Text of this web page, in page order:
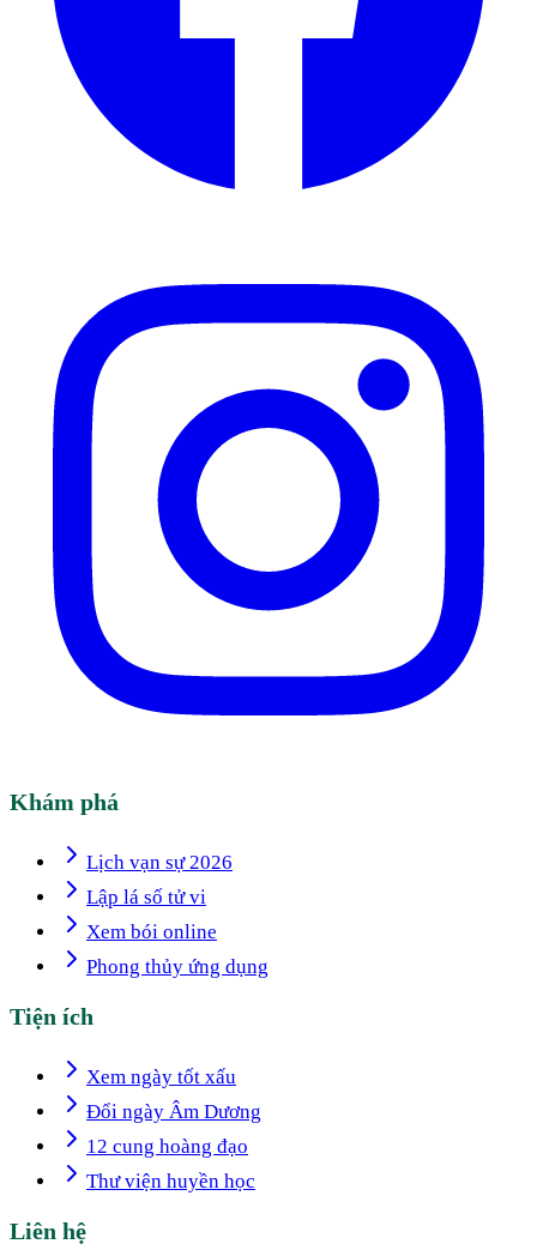
Khám phá
Lịch vạn sự 2026
Lập lá số tử vi
Xem bói online
Phong thủy ứng dụng
Tiện ích
Xem ngày tốt xấu
Đổi ngày Âm Dương
12 cung hoàng đạo
Thư viện huyền học
Liên hệ